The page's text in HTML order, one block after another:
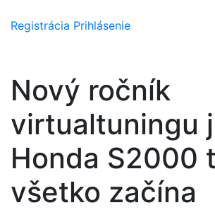
Registrácia Prihlásenie
Nový ročník
virtualtuningu
Honda S2000
všetko začína